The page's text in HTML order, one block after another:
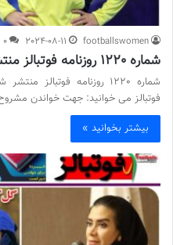
footballswomen
2024-08-11
0
شماره 1220 روزنامه فوتبالز منتشر شد
فوتبالز می خوانید: جهت خواندن
بیشتر بخوانید »